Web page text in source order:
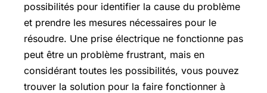
possibilités pour identifier la cause du problème
et prendre les mesures nécessaires pour le
résoudre. Une prise électrique ne fonctionne pas
peut être un problème frustrant, mais en
considérant toutes les possibilités, vous pouvez
trouver la solution pour la faire fonctionner à